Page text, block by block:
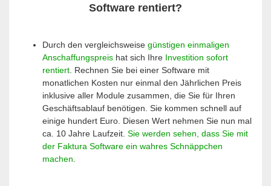
Software rentiert?
Durch den vergleichsweise günstigen einmaligen
Anschaffungspreis hat sich Ihre Investition sofort
rentiert. Rechnen Sie bei einer Software mit
monatlichen Kosten nur einmal den Jährlichen Preis
inklusive aller Module zusammen, die Sie für Ihren
Geschäftsablauf benötigen. Sie kommen schnell auf
einige hundert Euro. Diesen Wert nehmen Sie nun mal
ca. 10 Jahre Laufzeit. Sie werden sehen, dass Sie mit
der Faktura Software ein wahres Schnäppchen
machen.